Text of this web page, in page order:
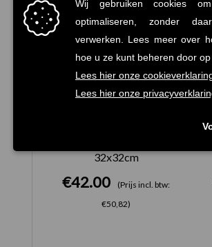
32x32cm
€42.00
(Prijs incl. btw:
€50,82)